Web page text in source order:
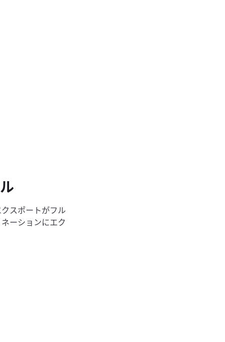
スポートがフル
ーションにエク